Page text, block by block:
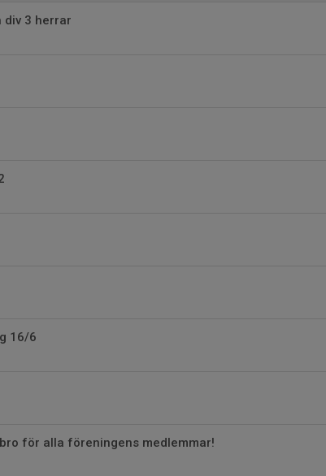
div 3 herrar
16/6
för alla föreningens medlemmar!